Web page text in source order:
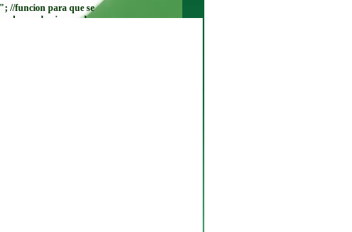
"; //funcion para que se
se seleccione. echo